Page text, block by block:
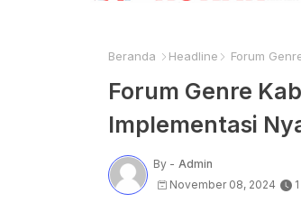
Beranda Headline Forum
Forum Genre
Implementasi
By - Admin
November 08, 2024